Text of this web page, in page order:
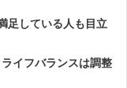
足している人も目立
イフバランスは調整